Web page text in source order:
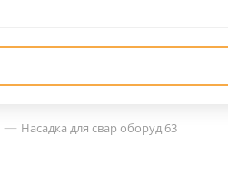
— Насадка для свар оборуд 63